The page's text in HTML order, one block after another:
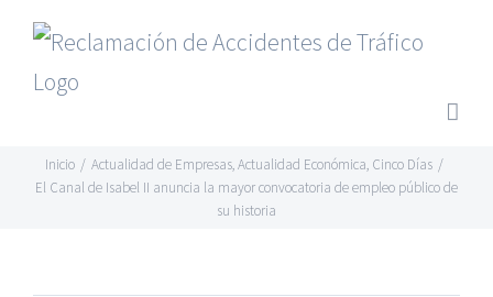
Saltar
contenido
Inicio / Actualidad de Empresas,Actualidad Económica, Cinco Días /
El Canal de Isabel II anuncia la mayor convocatoria de empleo público de
su historia